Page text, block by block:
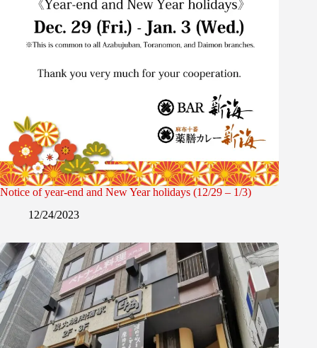
Notice of year-end and New Year holidays (12/29 – 1/3)
12/24/2023